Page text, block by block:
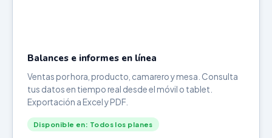
Balances e informes en línea
Ventas por hora, producto, camarero y mesa. Consulta
tus datos en tiempo real desde el móvil o tablet.
Exportación a Excel y PDF.
Disponible en: Todos los planes